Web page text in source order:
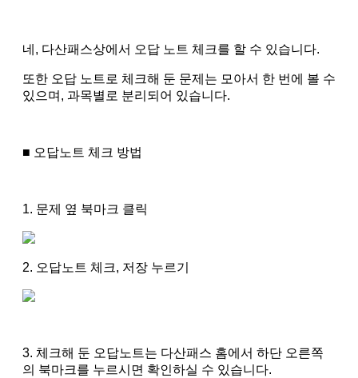
네, 다산패스상에서 오답 노트 체크를 할 수 있습니다.
또한 오답 노트로 체크해 둔 문제는 모아서 한 번에 볼 수
있으며, 과목별로 분리되어 있습니다.
■ 오답노트 체크 방법
1. 문제 옆 북마크 클릭
2. 오답노트 체크, 저장 누르기
3. 체크해 둔 오답노트는 다산패스 홈에서 하단 오른쪽
의 북마크를 누르시면 확인하실 수 있습니다.